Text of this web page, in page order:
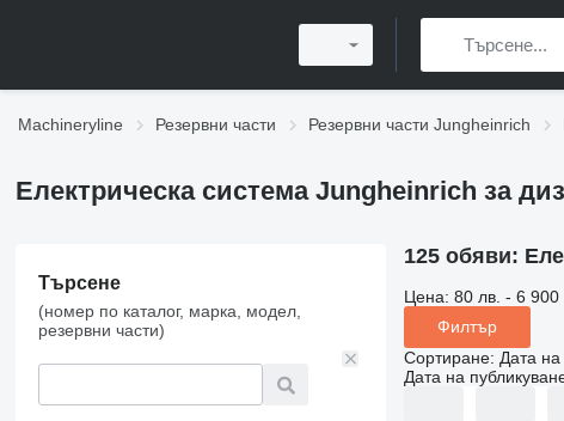
Machineryline Резервни части Резервни части Jungheinrich
Електрическа система Jungheinrich за
Търсене
(номер по каталог, марка, модел,
резервни части)
125 обяви:
Цена: 80 лв. - 6 900
Филтър
Сортиране: Дата на
Дата на